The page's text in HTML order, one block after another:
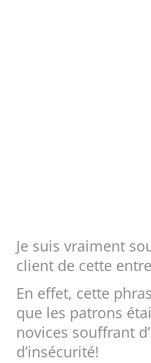
Je suis vraiment
client de cette
En effet, cette
que les patrons
novices souffrant
d’insécurité!